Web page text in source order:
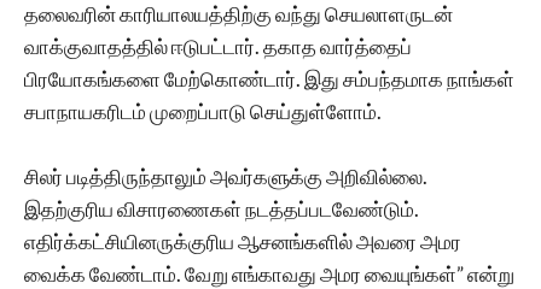
தலைவரின் காரியாலயத்திற்கு வந்து செயலாளருடன்
வாக்குவாதத்தில் ஈடுபட்டார். தகாத வார்த்தைப்
பிரயோகங்களை மேற்கொண்டார். இது சம்பந்தமாக நாங்கள்
சபாநாயகரிடம் முறைப்பாடு செய்துள்ளோம்.
சிலர் படித்திருந்தாலும் அவர்களுக்கு அறிவில்லை.
இதற்குரிய விசாரணைகள் நடத்தப்படவேண்டும்.
எதிர்க்கட்சியினருக்குரிய ஆசனங்களில் அவரை அமர
வைக்க வேண்டாம். வேறு எங்காவது அமர வையுங்கள்” என்று